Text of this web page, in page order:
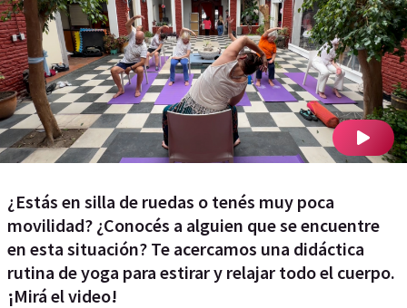
¿Estás en silla de ruedas o tenés muy poca
movilidad? ¿Conocés a alguien que se encuentre
en esta situación? Te acercamos una didáctica
rutina de yoga para estirar y relajar todo el cuerpo.
¡Mirá el video!